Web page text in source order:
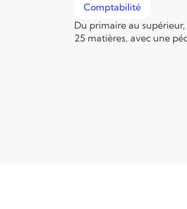
Comptabilité
Du primaire au
25 matières, avec une